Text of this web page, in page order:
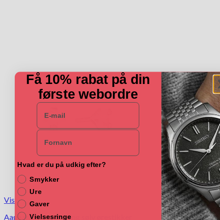
Vis
Aagaard Mary sterling sølv ørestikker
Få 10% rabat på din
første webordre
E-mail
Navn
Hvad er du på udkig efter?
Smykker
Ure
Gaver
Vielsesringe